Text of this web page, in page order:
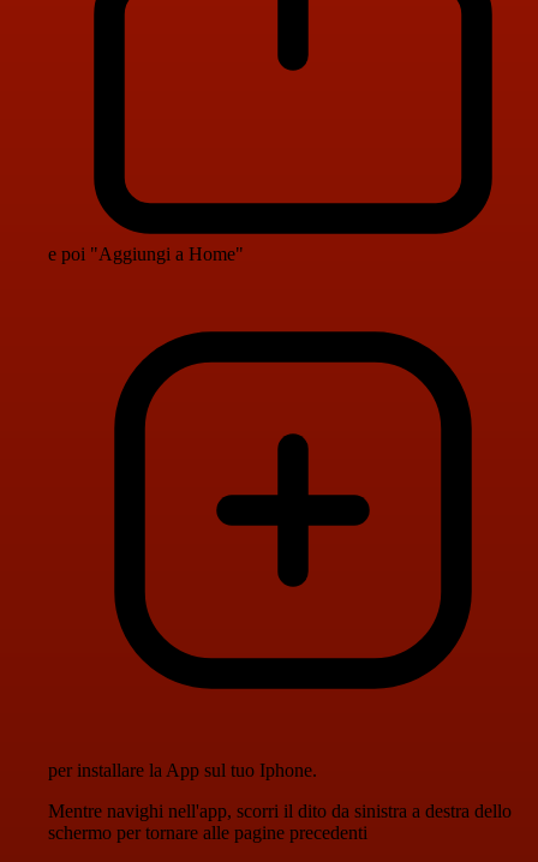
e poi "Aggiungi a Home"
per installare la App sul tuo Iphone.
Mentre navighi nell'app, scorri il dito da sinistra a destra dello
schermo per tornare alle pagine precedenti